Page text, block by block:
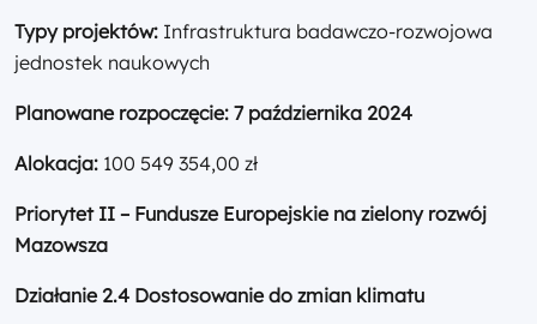
Typy projektów: Infrastruktura badawczo-rozwojowa
jednostek naukowych
Planowane rozpoczęcie: 7 października 2024
Alokacja: 100 549 354,00 zł
Priorytet II – Fundusze Europejskie na zielony rozwój
Mazowsza
Działanie 2.4 Dostosowanie do zmian klimatu